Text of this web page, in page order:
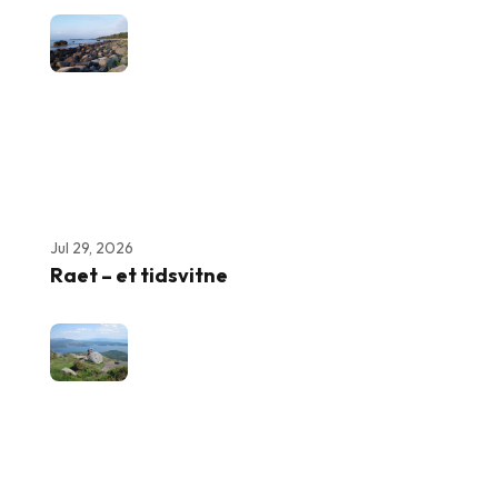
Jul 29, 2026
Raet – et tidsvitne